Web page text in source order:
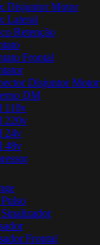
Disjuntor Motor
Lateral
Retenção
Frontal
Disjuntor Motor
DM
110v
220v
24v
48v
Frontal